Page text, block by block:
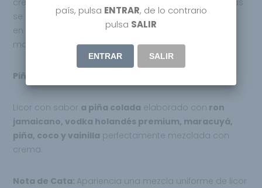
se convierte en copa, puesto que se puede enroscar
en la parte baja de la misma, simulando un coctel al
mas puro estilo Manhattan.
Piñaq Colada Liqueur
Licor con sabor a piña colada elaborado con ron
jamaicano, vodka holandés premium, maracuyá,
piña, coco y vainilla perfectamente mezclada con
crema.
Nota de Cata: Apariencia una mezcla uniforme de licor
país, pulsa ENTRAR, de lo contrario
pulsa SALIR
ENTRAR SALIR